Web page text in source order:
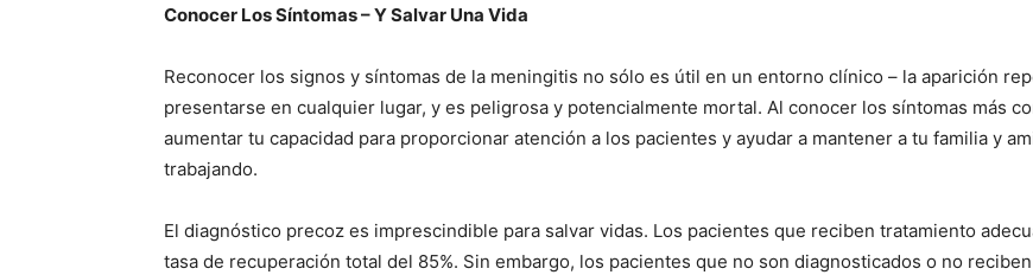
Conocer Los Síntomas – Y Salvar Una Vida
Reconocer los signos y síntomas de la meningitis no sólo es útil en un entorno clínico – la aparición
presentarse en cualquier lugar, y es peligrosa y potencialmente mortal. Al conocer los síntomas más
aumentar tu capacidad para proporcionar atención a los pacientes y ayudar a mantener a tu familia y
trabajando.
El diagnóstico precoz es imprescindible para salvar vidas. Los pacientes que reciben tratamiento
tasa de recuperación total del 85%. Sin embargo, los pacientes que no son diagnosticados o no